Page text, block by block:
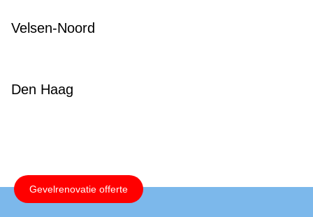
Velsen-Noord
Den Haag
Gevelrenovatie offerte